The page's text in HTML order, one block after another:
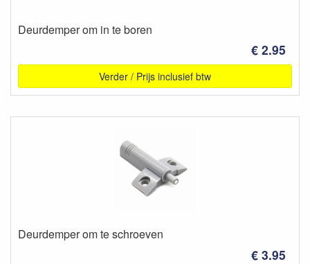
Deurdemper om in te boren
€ 2.95
Verder / Prijs inclusief btw
Deurdemper om te schroeven
€ 3.95